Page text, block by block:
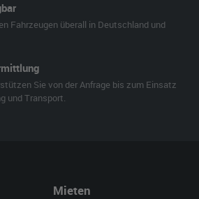
Fahrzeugen überall in Deutschland und
Sie von der Anfrage bis zum Einsatz
und Transport.
Mieten